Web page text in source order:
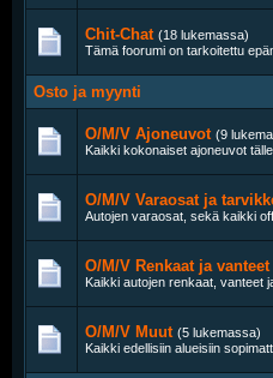
Chit-Chat (18 lukemassa)
Tämä foorumi on tarkoitettu
Osto ja myynti
O/M/V Ajoneuvot (9
Kaikki kokonaiset ajoneuvot
O/M/V Varaosat ja
Autojen varaosat, sekä kaikki
O/M/V Renkaat ja vanteet
Kaikki autojen renkaat, vanteet
O/M/V Muut (5 lukemassa)
Kaikki edellisiin alueisiin